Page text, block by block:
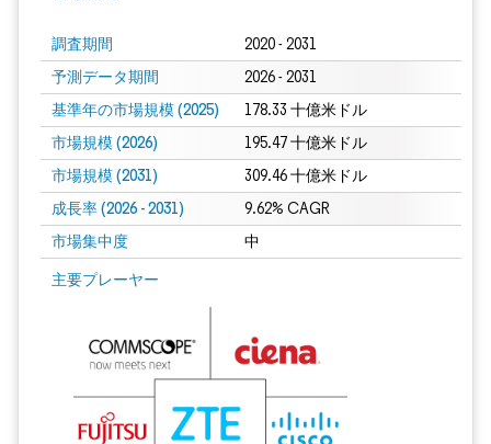
調査期間 2020 - 2031
予測データ期間 2026 - 2031
基準年の市場規模 (2025) 178.33 十億米ドル
市場規模 (2026) 195.47 十億米ドル
市場規模 (2031) 309.46 十億米ドル
成長率 (2026 - 2031) 9.62% CAGR
市場集中度 中
主要プレーヤー
画像 © Mordor Intelligence。再利用にはCC BY 4.0の表示が必要です。